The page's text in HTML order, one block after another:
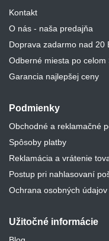
Kontakt
O nás - naša predajňa
Doprava zadarmo nad 20
Odberné miesta po celom
Garancia najlepšej ceny
Podmienky
Obchodné a reklamačné
Spôsoby platby
Reklamácia a vrátenie
Postup pri nahlasovaní
Ochrana osobných údajov
Užitočné informácie